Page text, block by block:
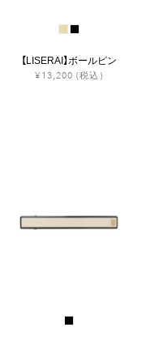
【LISERAI】ボールピン
¥13,200 (税込)